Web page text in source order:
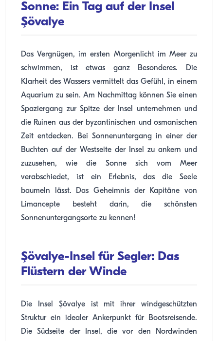
Sonne: Ein Tag auf der Insel
Şövalye
Das Vergnügen, im ersten Morgenlicht im Meer zu
schwimmen, ist etwas ganz Besonderes. Die
Klarheit des Wassers vermittelt das Gefühl, in einem
Aquarium zu sein. Am Nachmittag können Sie einen
Spaziergang zur Spitze der Insel unternehmen und
die Ruinen aus der byzantinischen und osmanischen
Zeit entdecken. Bei Sonnenuntergang in einer der
Buchten auf der Westseite der Insel zu ankern und
zuzusehen, wie die Sonne sich vom Meer
verabschiedet, ist ein Erlebnis, das die Seele
baumeln lässt. Das Geheimnis der Kapitäne von
Limancepte besteht darin, die schönsten
Sonnenuntergangsorte zu kennen!
Şövalye-Insel für Segler: Das
Flüstern der Winde
Die Insel Şövalye ist mit ihrer windgeschützten
Struktur ein idealer Ankerpunkt für Bootsreisende.
Die Südseite der Insel, die vor den Nordwinden